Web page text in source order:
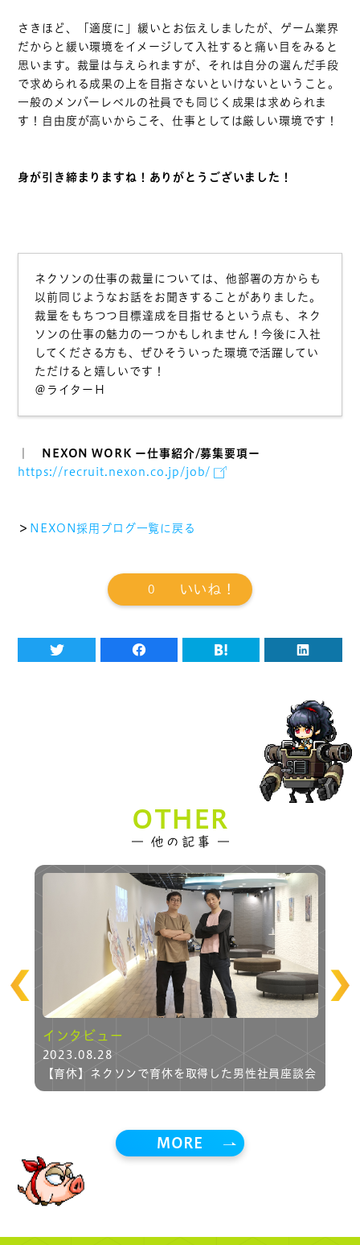
職場紹介
仕事紹介/募集職種
社員紹介
福利厚生
ブログ
さきほど、「適度に」緩いとお伝えしましたが、ゲーム業界
だからと緩い環境をイメージして入社すると痛い目をみると
思います。裁量は与えられますが、それは自分の選んだ手段
で求められる成果の上を目指さないといけないということ。
一般のメンバーレベルの社員でも同じく成果は求められま
す！自由度が高いからこそ、仕事としては厳しい環境です！
身が引き締まりますね！ありがとうございました！
ネクソンの仕事の裁量については、他部署の方からも
以前同じようなお話をお聞きすることがありました。
裁量をもちつつ目標達成を目指せるという点も、ネク
ソンの仕事の魅力の一つかもしれません！今後に入社
してくださる方も、ぜひそういった環境で活躍してい
ただけると嬉しいです！
＠ライターＨ
｜ NEXON WORK ー仕事紹介/募集要項ー
https://recruit.nexon.co.jp/job/
＞ NEXON採用ブログ一覧に戻る
0
OTHER
インタビュー
2023.08.28
【育休】ネクソンで育休を取得した男性社員座談会
MORE